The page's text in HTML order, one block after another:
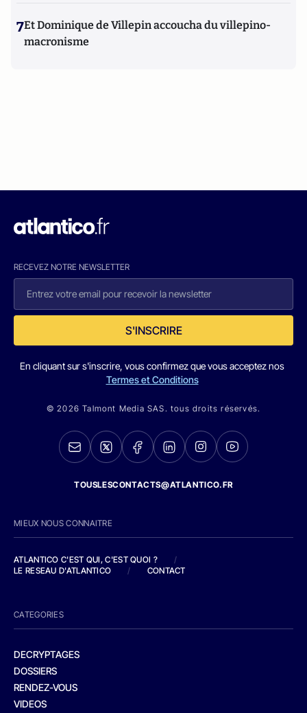
7Et Dominique de Villepin accoucha du villepino-
macronisme
RECEVEZ NOTRE NEWSLETTER
S'INSCRIRE
En cliquant sur s'inscrire, vous confirmez que vous acceptez nos
Termes et Conditions
© 2026 Talmont Media SAS. tous droits réservés.
TOUSLESCONTACTS@ATLANTICO.FR
MIEUX NOUS CONNAITRE
ATLANTICO C'EST QUI, C'EST QUOI ?
/
LE RESEAU D'ATLANTICO
/ CONTACT
CATEGORIES
DECRYPTAGES
DOSSIERS
RENDEZ-VOUS
VIDEOS